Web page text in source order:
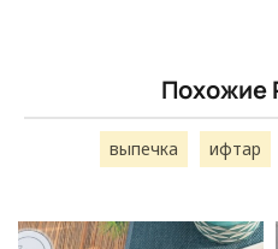
Похожие
выпечка ифтар